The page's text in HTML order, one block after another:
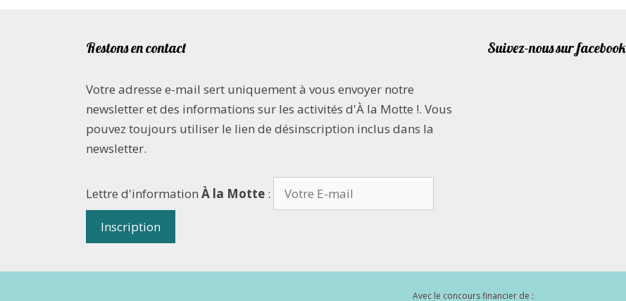
Restons en contact
Votre adresse e-mail sert uniquement à vous envoyer notre
newsletter et des informations sur les activités d'À la Motte !. Vous
pouvez toujours utiliser le lien de désinscription inclus dans la
newsletter.
Lettre d'information À la Motte :
Suivez-nous sur facebook
Avec le concours financier de :